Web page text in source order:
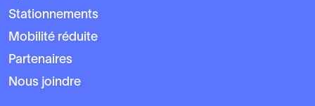
Stationnements
Mobilité réduite
Partenaires
Nous joindre